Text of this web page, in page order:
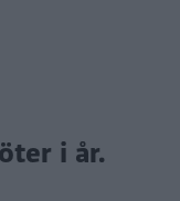
i år.